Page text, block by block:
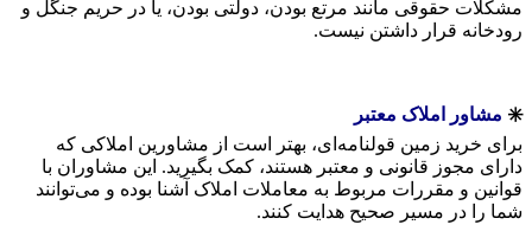
مشکلات حقوقی مانند مرتع بودن، دولتی بودن، یا در حریم جنگل و
رودخانه قرار داشتن نیست.
✳️ مشاور املاک معتبر
برای خرید زمین قولنامه‌ای، بهتر است از مشاورین املاکی که
دارای مجوز قانونی و معتبر هستند، کمک بگیرید. این مشاوران با
قوانین و مقررات مربوط به معاملات املاک آشنا بوده و می‌توانند
شما را در مسیر صحیح هدایت کنند.